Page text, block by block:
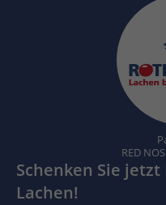
RED
Schenken Sie
Lachen!